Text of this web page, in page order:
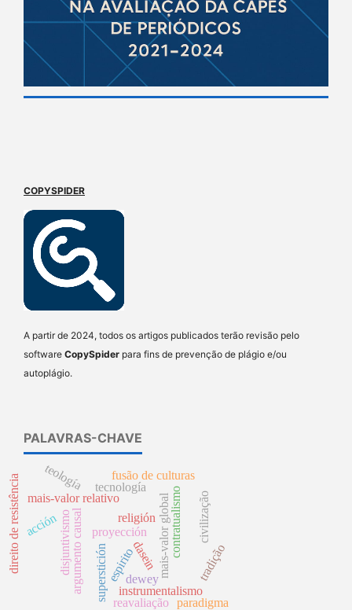
COPYSPIDER
A partir de 2024, todos os artigos publicados terão revisão pelo
software CopySpider para fins de prevenção de plágio e/ou
autoplágio.
PALAVRAS-CHAVE
argumento causal superstición
proyección mais-valor global
mais-valor relativo
disjuntivismo religión
tecnología
instrumentalismo
dewey
teología
espiritodasein
reavaliação
tradição
fusão de culturas
direito de resistência contratualismo
acción civilização
paradigma